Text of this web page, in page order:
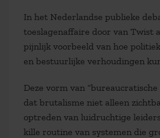
In het Nederlandse publieke
toeslagenaffaire door van Twist
pijnlijk voorbeeld van hoe
en bestuurlijke verhoudingen
Deze vorm van
dat brutalisme niet alleen
optreden van luidruchtige
kille routine van systemen die